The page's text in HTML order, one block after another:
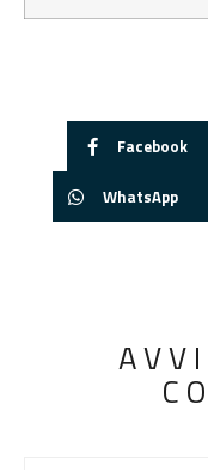
Facebook
WhatsApp